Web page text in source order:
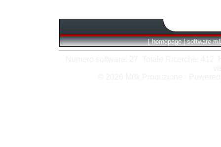
[ homepage | software